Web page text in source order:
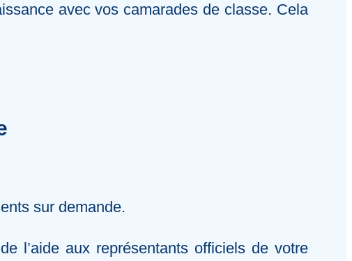
avec vos camarades de classe. Cela
sur demande.
l’aide aux représentants officiels de votre